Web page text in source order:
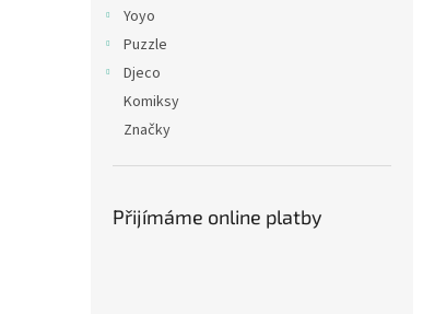
Yoyo
Puzzle
Djeco
Komiksy
Značky
Přijímáme online platby